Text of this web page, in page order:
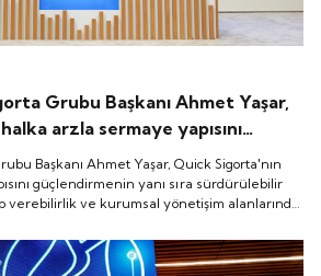
Grubu Başkanı Ahmet Yaşar,
arzla sermaye yapısını
sıra sürdürülebilir büyüme,
ve kurumsal yönetişim
döneme girdiğini belirtti.
Başkanı Ahmet Yaşar, Quick Sigorta'nın
güçlendirmenin yanı sıra sürdürülebilir
verebilirlik ve kurumsal yönetişim alanlarında